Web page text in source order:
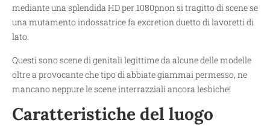
mediante una splendida HD per 1080pnon si tragitto di scene se
una mutamento indossatrice fa excretion duetto di lavoretti di
lato.
Questi sono scene di genitali legittime da alcune delle modelle
oltre a provocante che tipo di abbiate giammai permesso, ne
mancano neppure le scene interrazziali ancora lesbiche!
Caratteristiche del luogo